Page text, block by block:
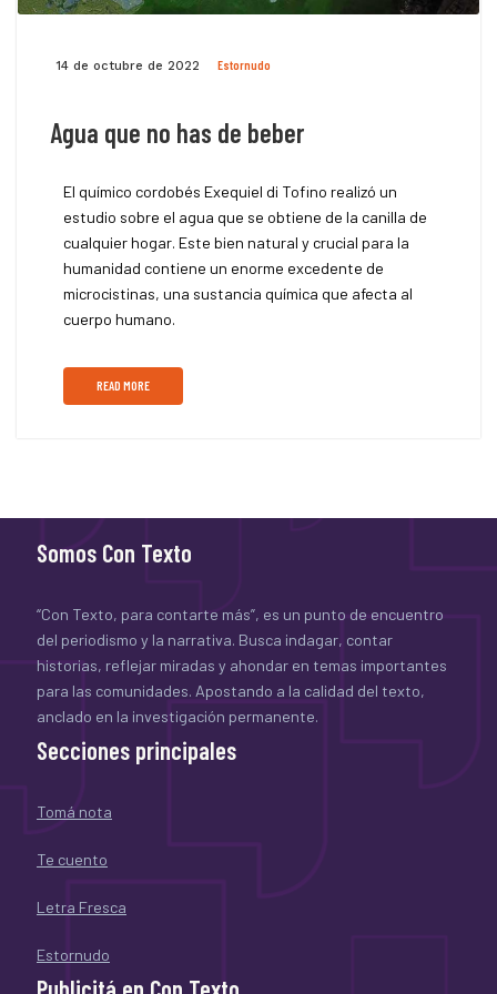
14 de octubre de 2022 Estornudo
Agua que no has de beber
El químico cordobés Exequiel di Tofino realizó un
estudio sobre el agua que se obtiene de la canilla de
cualquier hogar. Este bien natural y crucial para la
humanidad contiene un enorme excedente de
microcistinas, una sustancia química que afecta al
cuerpo humano.
READ MORE
Somos Con Texto
“Con Texto, para contarte más”, es un punto de encuentro
del periodismo y la narrativa. Busca indagar, contar
historias, reflejar miradas y ahondar en temas importantes
para las comunidades. Apostando a la calidad del texto,
anclado en la investigación permanente.
Secciones principales
Tomá nota
Te cuento
Letra Fresca
Estornudo